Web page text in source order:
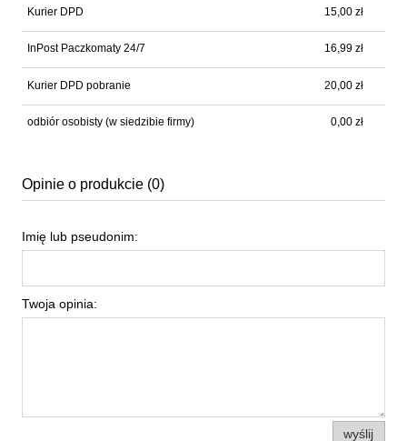
Kurier DPD 15,00 zł
InPost Paczkomaty 24/7 16,99 zł
Kurier DPD pobranie 20,00 zł
odbiór osobisty (w siedzibie firmy) 0,00 zł
Opinie o produkcie (0)
Imię lub pseudonim:
Twoja opinia:
wyślij